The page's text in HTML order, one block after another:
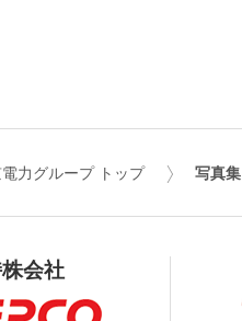
力グループ トップ 写真集
会社